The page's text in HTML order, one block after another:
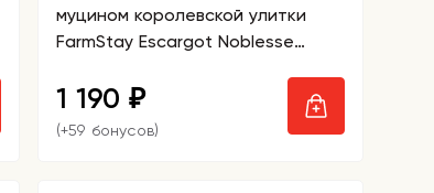
муцином королевской улитки
FarmStay Escargot Noblesse
1 190 ₽
(+59 бонусов)